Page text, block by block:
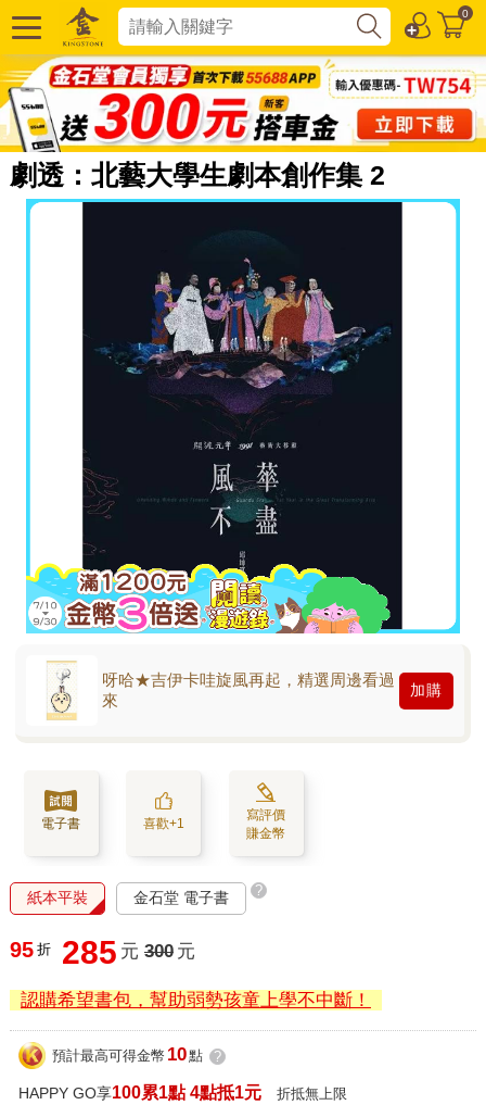
0
劇透：北藝大學生劇本創作集 2
呀哈★吉伊卡哇旋風再起，精選周邊看過
來
加購
電子書 喜歡+1
寫評價
賺金幣
紙本平裝 金石堂 電子書 ?
95 折 285 元 300 元
認購希望書包，幫助弱勢孩童上學不中斷！
預計最高可得金幣 10點 ?
HAPPY GO享100累1點 4點抵1元 折抵無上限